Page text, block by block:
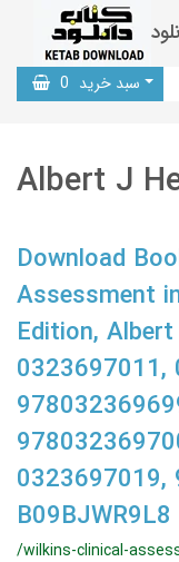
سبد خرید 0
Albert J
Download
Assessment
Edition,
0323697011,
0323697019,
B09BJWR9L8
/wilkins-clinical-